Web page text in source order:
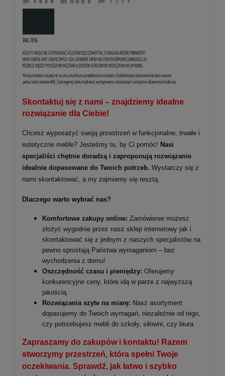
Skontaktuj się z nami – znajdziemy idealne
rozwiązanie dla Ciebie!
Chcesz wyposażyć swoją przestrzeń w funkcjonalne, trwałe i
estetyczne meble? Jesteśmy tu, by Ci pomóc! Nasi
specjaliści chętnie doradzą i zaproponują rozwiązanie
idealnie dopasowane do Twoich potrzeb. Wystarczy się z
nami skontaktować, a my zajmiemy się resztą.
Dlaczego warto wybrać nas?
Komfortowe zakupy online: Zamówienie możesz
złożyć wygodnie przez nasz sklep internetowy jak i
skontaktować się z jednym z naszych specjalistów na
pewno sprostają Państwa wymaganiom – bez
wychodzenia z domu!
Oszczędność czasu i pieniędzy: Oferujemy
konkurencyjne ceny, które idą w parze z najwyższą
jakością.
Rozwiązania szyte na miarę: Nasz asortyment
dopasujemy do Twoich wymagań, niezależnie od tego,
czy potrzebujesz mebli do szkoły, siłowni, czy biura.
Zapraszamy do zakupów i kontaktu! Razem
stworzymy przestrzeń, która spełni Twoje
oczekiwania. Sprawdź, jak łatwo i szybko